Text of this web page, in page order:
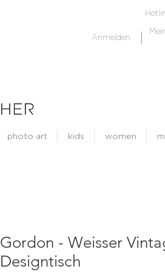
Anmelden
photo art kids women
Gordon - Weisser
Designtisch